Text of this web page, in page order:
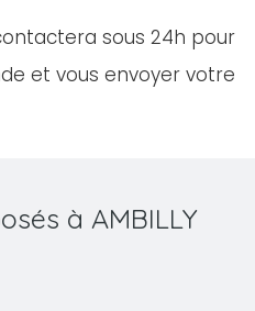
sous 24h pour
et vous envoyer votre
à AMBILLY